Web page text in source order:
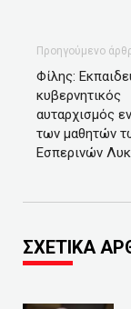
Προηγούμενο
Φίλης:
κυβερνητικός
αυταρχισμός
των μαθητών
Εσπερινών
ΣΧΕΤΙΚΑ